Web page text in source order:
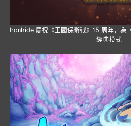
Ironhide 慶祝《王國保衛戰》15 周年，為
經典模式